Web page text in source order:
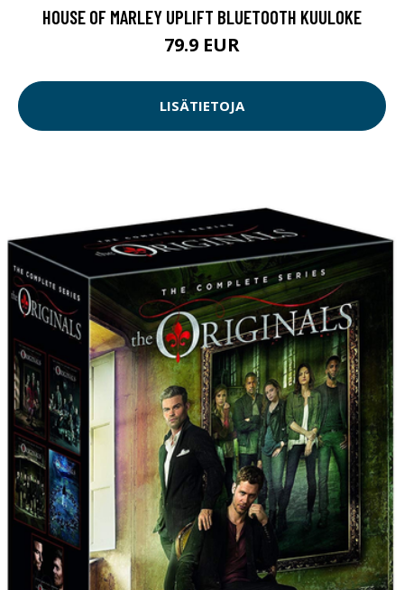
HOUSE OF MARLEY UPLIFT BLUETOOTH KUULOKE
79.9 EUR
LISÄTIETOJA